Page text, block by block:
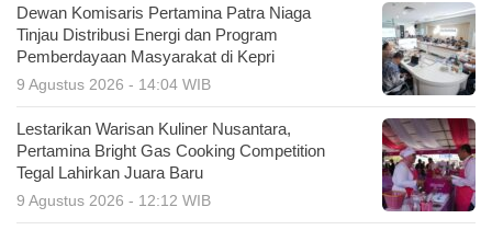
Dewan Komisaris Pertamina Patra Niaga
Tinjau Distribusi Energi dan Program
Pemberdayaan Masyarakat di Kepri
9 Agustus 2026 - 14:04 WIB
Lestarikan Warisan Kuliner Nusantara,
Pertamina Bright Gas Cooking Competition
Tegal Lahirkan Juara Baru
9 Agustus 2026 - 12:12 WIB